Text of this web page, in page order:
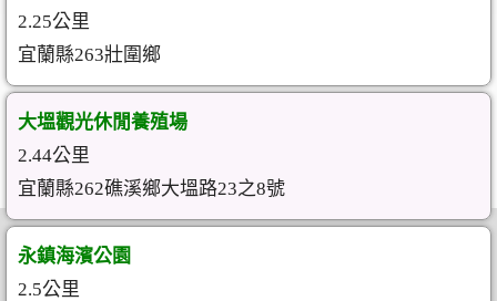
2.25公里
宜蘭縣263壯圍鄉
大塭觀光休閒養殖場
2.44公里
宜蘭縣262礁溪鄉大塭路23之8號
永鎮海濱公園
2.5公里